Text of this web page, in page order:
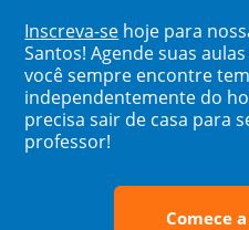
Inscreva-se hoje para
Santos! Agende suas
você sempre encontre
independentemente do
precisa sair de casa para
professor!
Comece